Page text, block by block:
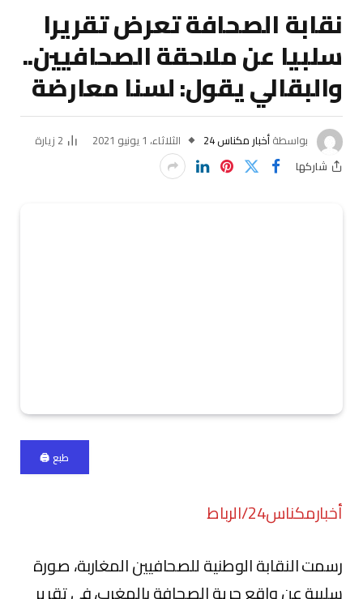
نقابة الصحافة تعرض تقريرا
سلبيا عن ملاحقة الصحافيين..
والبقالي يقول: لسنا معارضة
بواسطةأخبار مكناس 24 الثلاثاء، 1 يونيو 2021 2 زيارة
شاركها
طبع 🖨
أخبارمكناس24/الرباط
رسمت النقابة الوطنية للصحافيين المغاربة، صورة
سلبية عن واقع حرية الصحافة بالمغرب، في تقرير